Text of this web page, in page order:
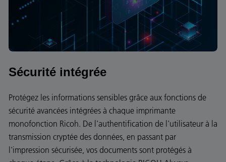
Sécurité intégrée
Protégez les informations sensibles grâce aux fonctions de
sécurité avancées intégrées à chaque imprimante
monofonction Ricoh. De l'authentification de l'utilisateur à la
transmission cryptée des données, en passant par
l'impression sécurisée, vos documents sont protégés à